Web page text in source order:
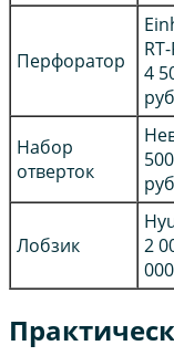
Перфоратор
4
Набор
отверток
Лобзик
2